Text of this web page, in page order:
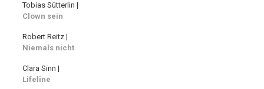
Tobias Sütterlin |
Clown sein
Robert Reitz |
Niemals nicht
Clara Sinn |
Lifeline